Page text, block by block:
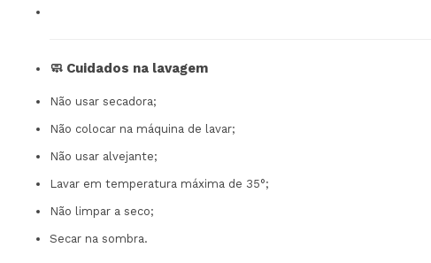
🧼 Cuidados na lavagem
Não usar secadora;
Não colocar na máquina de lavar;
Não usar alvejante;
Lavar em temperatura máxima de 35°;
Não limpar a seco;
Secar na sombra.